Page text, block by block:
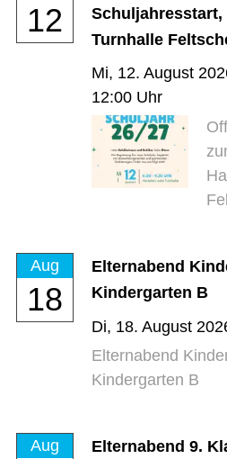
12
Schuljahresstart,
Turnhalle
Mi, 12. August
12:00 Uhr
Aug
18
Elternabend
Kindergarten B
Di, 18. August
Elternabend
Kindergarten B
Aug
Elternabend 9.